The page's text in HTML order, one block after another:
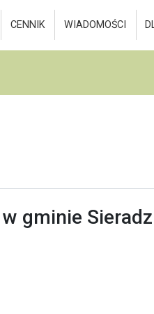
CENNIK WIADOMOŚCI
gminie Sieradz